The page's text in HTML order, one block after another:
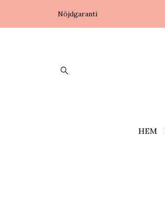
Nöjdgaranti
HEM